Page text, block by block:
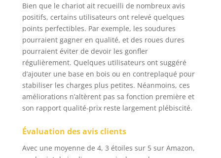
aux petites roues, les
grandes roues
peuvent s'adapter à
différentes conditions
de route et présentent
de bons avantages en
termes de capacité de
charge. VEUILLEZ
NOTER que les pneus
ne sont pas
complètement gonflés
transport Poignées
Flexibles: Les poignées
peuvent être tournées
Bien que le chariot ait recueilli de nombreux avis
positifs, certains utilisateurs ont relevé quelques
points perfectibles. Par exemple, les soudures
pourraient gagner en qualité, et des roues dures
pourraient éviter de devoir les gonfler
régulièrement. Quelques utilisateurs ont suggéré
d’ajouter une base en bois ou en contreplaqué pour
stabiliser les charges plus petites. Néanmoins, ces
améliorations n’altèrent pas sa fonction première et
son rapport qualité-prix reste largement plébiscité.
Évaluation des avis clients
Avec une moyenne de 4, 3 étoiles sur 5 sur Amazon,